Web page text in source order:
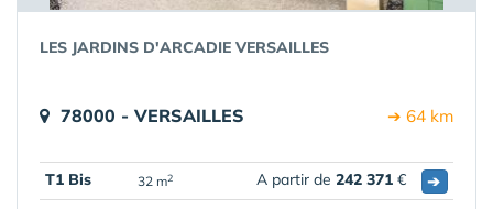
LES JARDINS D'ARCADIE VERSAILLES
78000 - VERSAILLES ➔ 64 km
T1 Bis 32 m2 A partir de 242 371 € ➔